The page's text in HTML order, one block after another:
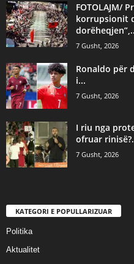
FOTOLAJM/
korrupsionit
7 Gusht, 2026
Ronaldo për
i...
7 Gusht, 2026
I riu nga
ofruar
7 Gusht, 2026
KATEGORI E POPULLARIZUAR
Politika
Aktualitet